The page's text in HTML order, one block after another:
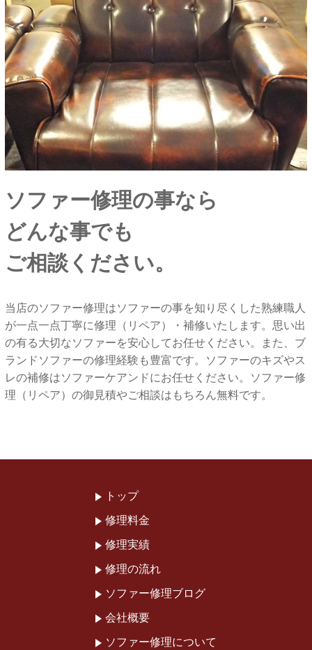
ソファー修理の事なら
どんな事でも
ご相談ください。
当店のソファー修理はソファーの事を知り尽くした熟練職人
が一点一点丁寧に修理（リペア）・補修いたします。思い出
の有る大切なソファーを安心してお任せください。また、ブ
ランドソファーの修理経験も豊富です。ソファーのキズやス
レの補修はソファーケアンドにお任せください。ソファー修
理（リペア）の御見積やご相談はもちろん無料です。
トップ
修理料金
修理実績
修理の流れ
ソファー修理ブログ
会社概要
ソファー修理について